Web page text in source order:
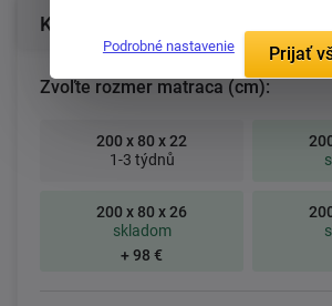
Konfigurácia produktu
Zvoľte rozmer matraca (cm):
200 x 80 x 22
1-3 týdnů
200 x 80 x 26
skladom
+ 98 €
Podrobné nastavenie Prijať